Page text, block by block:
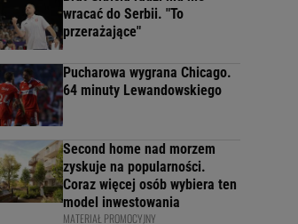
wracać do Serbii. "To
przerażające"
Pucharowa wygrana Chicago.
64 minuty Lewandowskiego
Second home nad morzem
zyskuje na popularności.
Coraz więcej osób wybiera ten
model inwestowania
MATERIAŁ PROMOCYJNY